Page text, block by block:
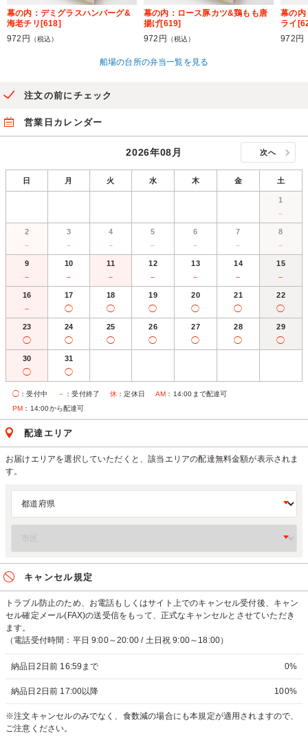
幕の内：デミグラスハンバーグ&
海老チリ[618]
972円
（税込）
幕の内：ロース豚カツ&鶏もも唐
揚げ[619]
972円
（税込）
幕の内
ライ
972円
船場の台所の弁当一覧を見る
注文の前にチェック
営業日カレンダー
2026年08月 次へ
日 月 火 水 木 金 土
1
－
2
－
3
－
4
－
5
－
6
－
7
－
8
－
9
－
10
－
11
－
12
－
13
－
14
－
15
－
16
－
17
◯
18
◯
19
◯
20
◯
21
◯
22
◯
23
◯
24
◯
25
◯
26
◯
27
◯
28
◯
29
◯
30
◯
31
◯
◯ ：受付中 － ：受付終了 休 ：定休日 AM ：14:00まで配達可
PM ：14:00から配達可
配達エリア
お届けエリアを選択していただくと、該当エリアの配達無料金額が表示されま
す。
キャンセル規定
トラブル防止のため、お電話もしくはサイト上でのキャンセル受付後、キャン
セル確定メール(FAX)の送受信をもって、正式なキャンセルとさせていただき
ます。
（電話受付時間：平日 9:00～20:00 / 土日祝 9:00～18:00）
納品日2日前 16:59まで 0%
納品日2日前 17:00以降 100%
※注文キャンセルのみでなく、食数減の場合にも本規定が適用されますので、
ご注意ください。